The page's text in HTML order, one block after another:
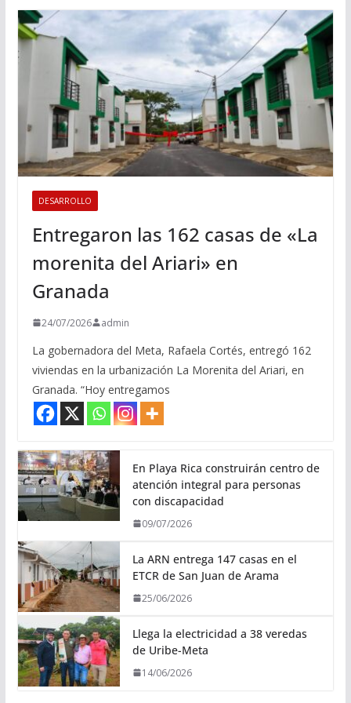
DESARROLLO
Entregaron las 162 casas de «La
morenita del Ariari» en
Granada
24/07/2026 admin
La gobernadora del Meta, Rafaela Cortés, entregó 162
viviendas en la urbanización La Morenita del Ariari, en
Granada. “Hoy entregamos
En Playa Rica construirán centro de
atención integral para personas
con discapacidad
09/07/2026
La ARN entrega 147 casas en el
ETCR de San Juan de Arama
25/06/2026
Llega la electricidad a 38 veredas
de Uribe-Meta
14/06/2026